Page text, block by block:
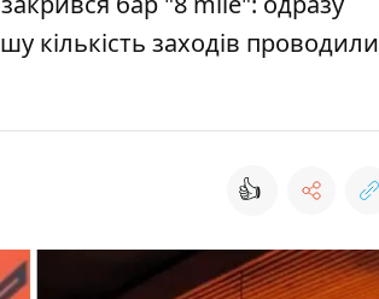
кількість заходів проводили
👍